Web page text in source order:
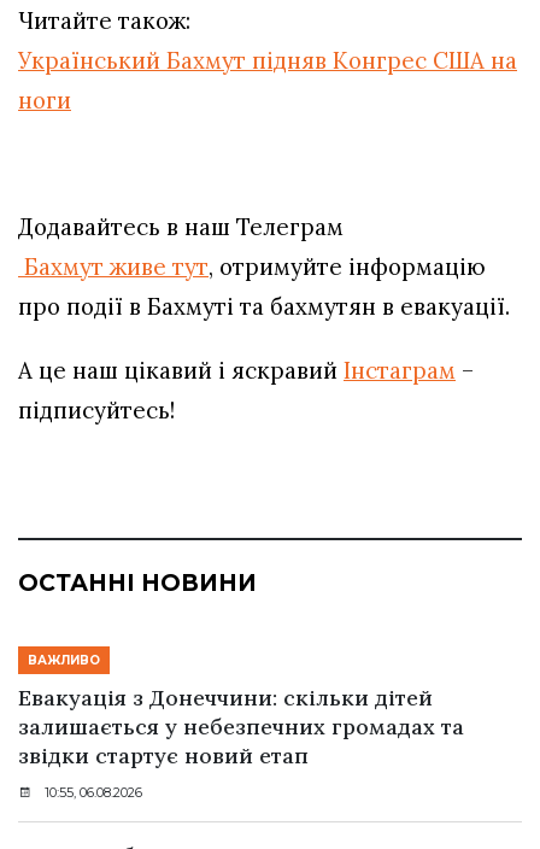
Читайте також:
Український Бахмут підняв Конгрес США на
ноги
Додавайтесь в наш Телеграм
Бахмут живе тут, отримуйте інформацію
про події в Бахмуті та бахмутян в евакуації.
А це наш цікавий і яскравий Інстаграм –
підписуйтесь!
ОСТАННІ НОВИНИ
ВАЖЛИВО
Евакуація з Донеччини: скільки дітей
залишається у небезпечних громадах та
звідки стартує новий етап
10:55, 06.08.2026